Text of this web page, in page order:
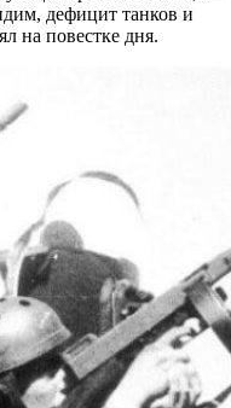
дефицит танков и
на повестке дня.